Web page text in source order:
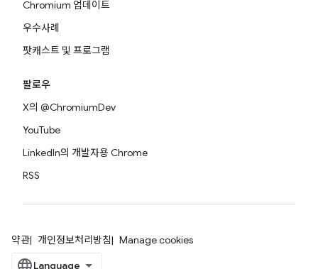
Chromium 업데이트
우수사례
팟캐스트 및 프로그램
팔로우
X의 @ChromiumDev
YouTube
LinkedIn의 개발자용 Chrome
RSS
약관 개인정보처리방침 Manage cookies